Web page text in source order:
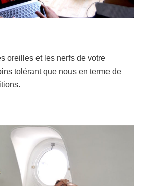
oreilles et les nerfs de votre
tolérant que nous en terme de